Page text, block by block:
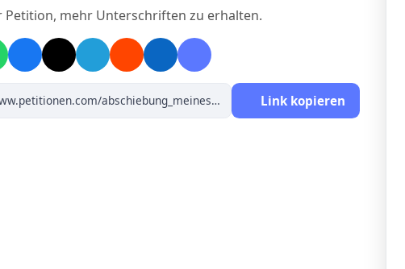
Petition, mehr Unterschriften zu erhalten.
Link kopieren